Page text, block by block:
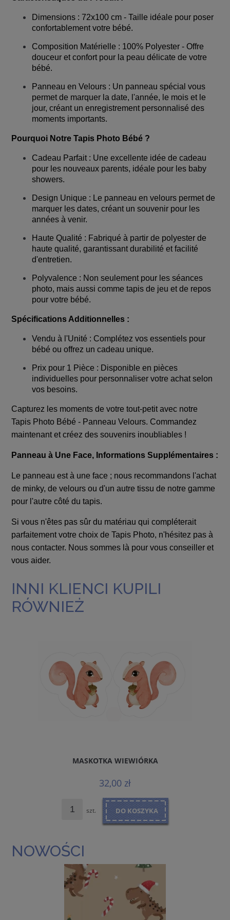
Dimensions : 72x100 cm - Taille idéale pour poser
confortablement votre bébé.
Composition Matérielle : 100% Polyester - Offre
douceur et confort pour la peau délicate de votre
bébé.
Panneau en Velours : Un panneau spécial vous
permet de marquer la date, l'année, le mois et le
jour, créant un enregistrement personnalisé des
moments importants.
Pourquoi Notre Tapis Photo Bébé ?
Cadeau Parfait : Une excellente idée de cadeau
pour les nouveaux parents, idéale pour les baby
showers.
Design Unique : Le panneau en velours permet de
marquer les dates, créant un souvenir pour les
années à venir.
Haute Qualité : Fabriqué à partir de polyester de
haute qualité, garantissant durabilité et facilité
d'entretien.
Polyvalence : Non seulement pour les séances
photo, mais aussi comme tapis de jeu et de repos
pour votre bébé.
Spécifications Additionnelles :
Vendu à l'Unité : Complétez vos essentiels pour
bébé ou offrez un cadeau unique.
Prix pour 1 Pièce : Disponible en pièces
individuelles pour personnaliser votre achat selon
vos besoins.
Capturez les moments de votre tout-petit avec notre
Tapis Photo Bébé - Panneau Velours. Commandez
maintenant et créez des souvenirs inoubliables !
Panneau à Une Face, Informations Supplémentaires :
Le panneau est à une face ; nous recommandons l'achat
de minky, de velours ou d'un autre tissu de notre gamme
pour l'autre côté du tapis.
Si vous n'êtes pas sûr du matériau qui compléterait
parfaitement votre choix de Tapis Photo, n'hésitez pas à
nous contacter. Nous sommes là pour vous conseiller et
vous aider.
INNI KLIENCI KUPILI
RÓWNIEŻ
MASKOTKA WIEWIÓRKA
32,00 zł
szt. DO KOSZYKA
NOWOŚCI